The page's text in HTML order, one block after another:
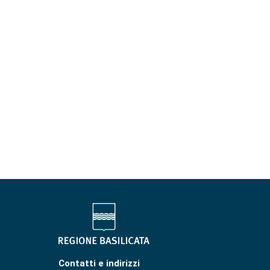
Contatti e indirizzi